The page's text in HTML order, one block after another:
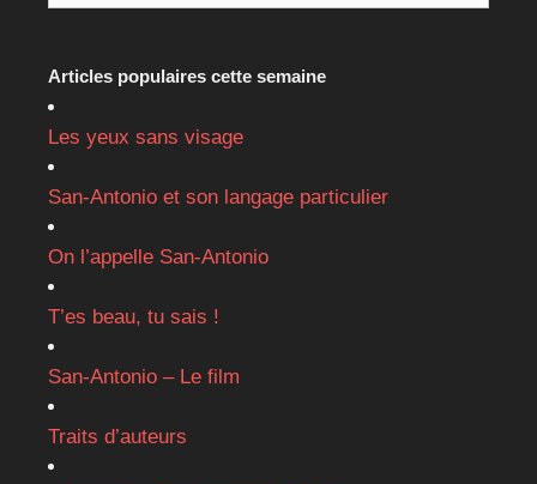
Articles populaires cette semaine
Les yeux sans visage
San-Antonio et son langage particulier
On l’appelle San-Antonio
T’es beau, tu sais !
San-Antonio – Le film
Traits d’auteurs